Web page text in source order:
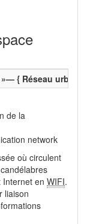
{ Réseau urbain
de la
network
où circulent
Internet en WIFI.
liaison